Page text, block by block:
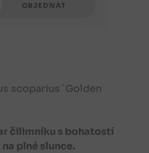
OBJEDNAT
scoparius ´Golden
čilimníku s bohatostí
plné slunce.